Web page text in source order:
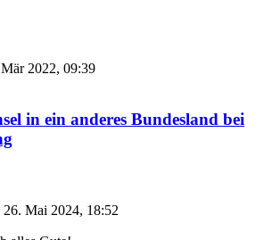
2022, 09:39
in ein anderes Bundesland bei
26. Mai 2024, 18:52